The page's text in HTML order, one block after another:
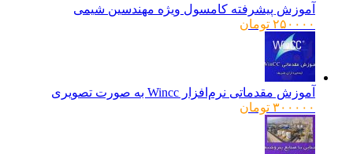
آموزش پیشرفته کامسول ویژه مهندسین شیمی
۲۵۰۰۰۰ تومان
آموزش مقدماتی نرم‌افزار Wincc به صورت تصویری
۳۰۰۰۰۰ تومان